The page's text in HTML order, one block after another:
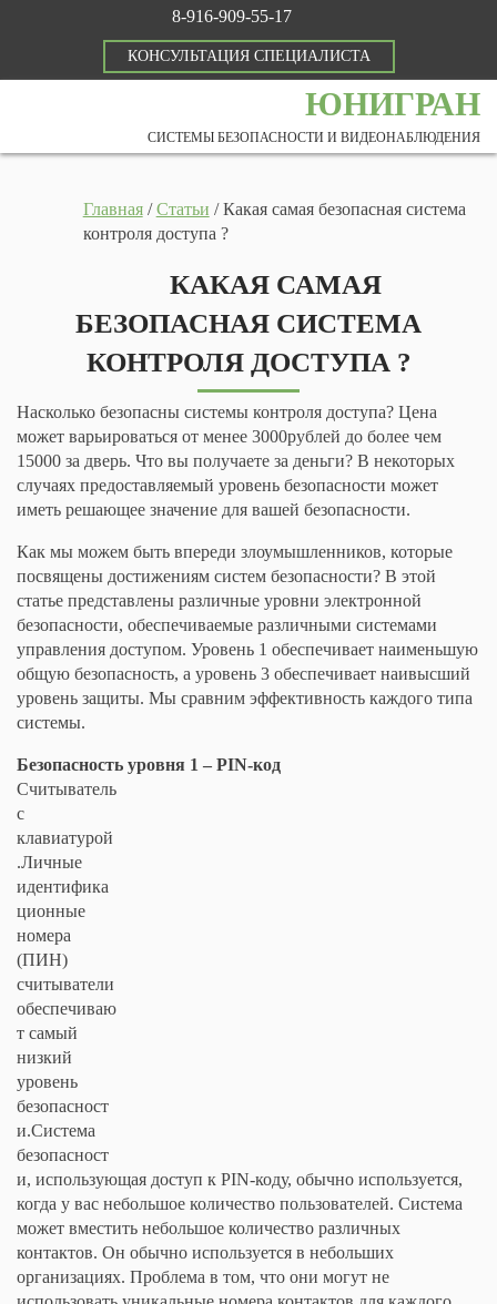
8-916-909-55-17
КОНСУЛЬТАЦИЯ СПЕЦИАЛИСТА
ЮНИГРАН
СИСТЕМЫ БЕЗОПАСНОСТИ И ВИДЕОНАБЛЮДЕНИЯ
Главная /Статьи /Какая самая безопасная система
контроля доступа ?
КАКАЯ САМАЯ
БЕЗОПАСНАЯ СИСТЕМА
КОНТРОЛЯ ДОСТУПА ?
Насколько безопасны системы контроля доступа? Цена
может варьироваться от менее 3000рублей до более чем
15000 за дверь. Что вы получаете за деньги? В некоторых
случаях предоставляемый уровень безопасности может
иметь решающее значение для вашей безопасности.
Как мы можем быть впереди злоумышленников, которые
посвящены достижениям систем безопасности? В этой
статье представлены различные уровни электронной
безопасности, обеспечиваемые различными системами
управления доступом. Уровень 1 обеспечивает наименьшую
общую безопасность, а уровень 3 обеспечивает наивысший
уровень защиты. Мы сравним эффективность каждого типа
системы.
Безопасность уровня 1 – PIN-код
Считыватель
с
клавиатурой
.Личные
идентифика
ционные
номера
(ПИН)
считыватели
обеспечиваю
т самый
низкий
уровень
безопасност
и.Система
безопасност
и, использующая доступ к PIN-коду, обычно используется,
когда у вас небольшое количество пользователей. Система
может вместить небольшое количество различных
контактов. Он обычно используется в небольших
организациях. Проблема в том, что они могут не